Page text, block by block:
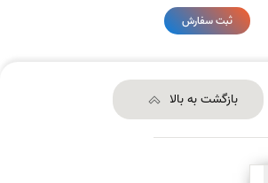
ثبت سفارش
بازگشت به بالا